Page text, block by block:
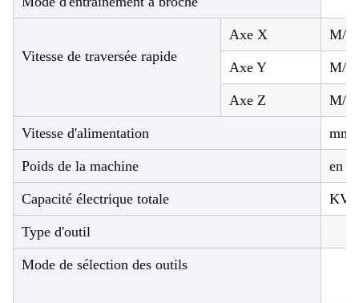
Vitesse de traversée rapide
Axe X M/
Axe Y M/
Axe Z M/
Vitesse d'alimentation
Poids de la machine en
Capacité électrique totale KVA
Type d'outil
Mode de sélection des outils